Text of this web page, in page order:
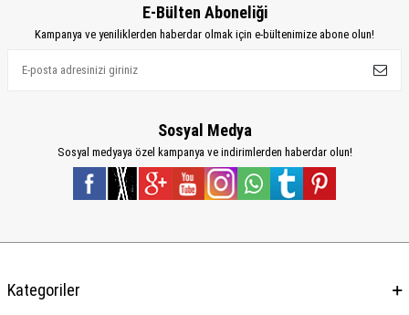
E-Bülten Aboneliği
Kampanya ve yeniliklerden haberdar olmak için e-bültenimize abone olun!
Sosyal Medya
Sosyal medyaya özel kampanya ve indirimlerden haberdar olun!
Kategoriler